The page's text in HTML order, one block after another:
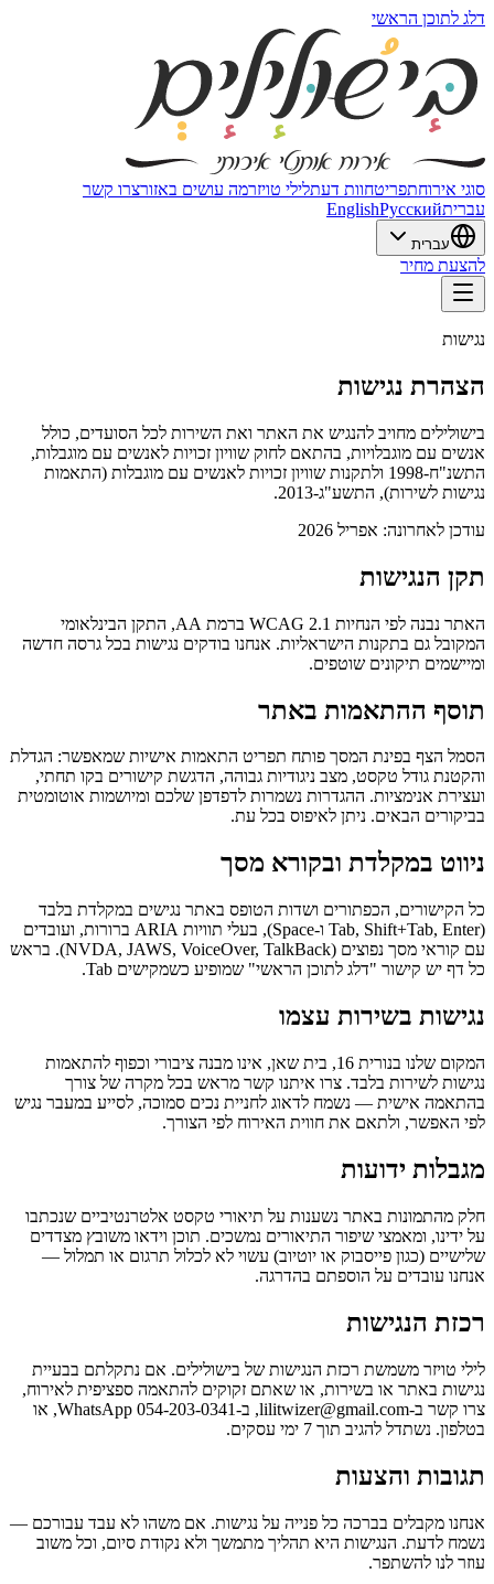
דלג לתוכן הראשי
סוגי אירוחתפריטחוות דעתלילי טויזרמה עושים באזורצרו קשר
עברית
EnglishРусский
עברית
להצעת מחיר
נגישות
הצהרת נגישות
בישולילים מחויב להנגיש את האתר ואת השירות לכל הסועדים, כולל
אנשים עם מוגבלויות, בהתאם לחוק שוויון זכויות לאנשים עם מוגבלות,
התשנ"ח-1998 ולתקנות שוויון זכויות לאנשים עם מוגבלות (התאמות
נגישות לשירות), התשע"ג-2013.
עודכן לאחרונה: אפריל 2026
תקן הנגישות
האתר נבנה לפי הנחיות WCAG 2.1 ברמת AA, התקן הבינלאומי
המקובל גם בתקנות הישראליות. אנחנו בודקים נגישות בכל גרסה חדשה
ומיישמים תיקונים שוטפים.
תוסף ההתאמות באתר
הסמל הצף בפינת המסך פותח תפריט התאמות אישיות שמאפשר: הגדלת
והקטנת גודל טקסט, מצב ניגודיות גבוהה, הדגשת קישורים בקו תחתי,
ועצירת אנימציות. ההגדרות נשמרות לדפדפן שלכם ומיושמות אוטומטית
בביקורים הבאים. ניתן לאיפוס בכל עת.
ניווט במקלדת ובקורא מסך
כל הקישורים, הכפתורים ושדות הטופס באתר נגישים במקלדת בלבד
(Tab, Shift+Tab, Enter ו-Space), בעלי תוויות ARIA ברורות, ועובדים
עם קוראי מסך נפוצים (NVDA, JAWS, VoiceOver, TalkBack). בראש
כל דף יש קישור "דלג לתוכן הראשי" שמופיע כשמקישים Tab.
נגישות בשירות עצמו
המקום שלנו בנורית 16, בית שאן, אינו מבנה ציבורי וכפוף להתאמות
נגישות לשירות בלבד. צרו איתנו קשר מראש בכל מקרה של צורך
בהתאמה אישית — נשמח לדאוג לחניית נכים סמוכה, לסייע במעבר נגיש
לפי האפשר, ולתאם את חווית האירוח לפי הצורך.
מגבלות ידועות
חלק מהתמונות באתר נשענות על תיאורי טקסט אלטרנטיביים שנכתבו
על ידינו, ומאמצי שיפור התיאורים נמשכים. תוכן וידאו משובץ מצדדים
שלישיים (כגון פייסבוק או יוטיוב) עשוי לא לכלול תרגום או תמלול —
אנחנו עובדים על הוספתם בהדרגה.
רכזת הנגישות
לילי טויזר משמשת רכזת הנגישות של בישולילים. אם נתקלתם בבעיית
נגישות באתר או בשירות, או שאתם זקוקים להתאמה ספציפית לאירוח,
צרו קשר ב-lilitwizer@gmail.com, ב-WhatsApp 054-203-0341, או
בטלפון. נשתדל להגיב תוך 7 ימי עסקים.
תגובות והצעות
אנחנו מקבלים בברכה כל פנייה על נגישות. אם משהו לא עבד עבורכם —
נשמח לדעת. הנגישות היא תהליך מתמשך ולא נקודת סיום, וכל משוב
עוזר לנו להשתפר.